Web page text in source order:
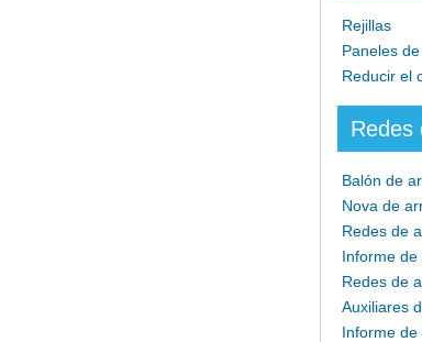
Rejillas
Paneles
Reducir el
Redes
Balón de
Nova de
Redes de
Informe
Redes de
Auxiliares
Informe